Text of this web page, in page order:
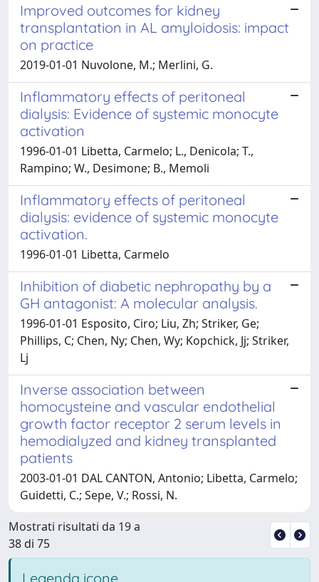
Improved outcomes for kidney
transplantation in AL amyloidosis: impact
on practice
2019-01-01 Nuvolone, M.; Merlini, G.
Inflammatory effects of peritoneal
dialysis: Evidence of systemic monocyte
activation
1996-01-01 Libetta, Carmelo; L., Denicola; T.,
Rampino; W., Desimone; B., Memoli
Inflammatory effects of peritoneal
dialysis: evidence of systemic monocyte
activation.
1996-01-01 Libetta, Carmelo
Inhibition of diabetic nephropathy by a
GH antagonist: A molecular analysis.
1996-01-01 Esposito, Ciro; Liu, Zh; Striker, Ge;
Phillips, C; Chen, Ny; Chen, Wy; Kopchick, Jj; Striker,
Lj
Inverse association between
homocysteine and vascular endothelial
growth factor receptor 2 serum levels in
hemodialyzed and kidney transplanted
patients
2003-01-01 DAL CANTON, Antonio; Libetta, Carmelo;
Guidetti, C.; Sepe, V.; Rossi, N.
Mostrati risultati da 19 a
38 di 75
Legenda icone